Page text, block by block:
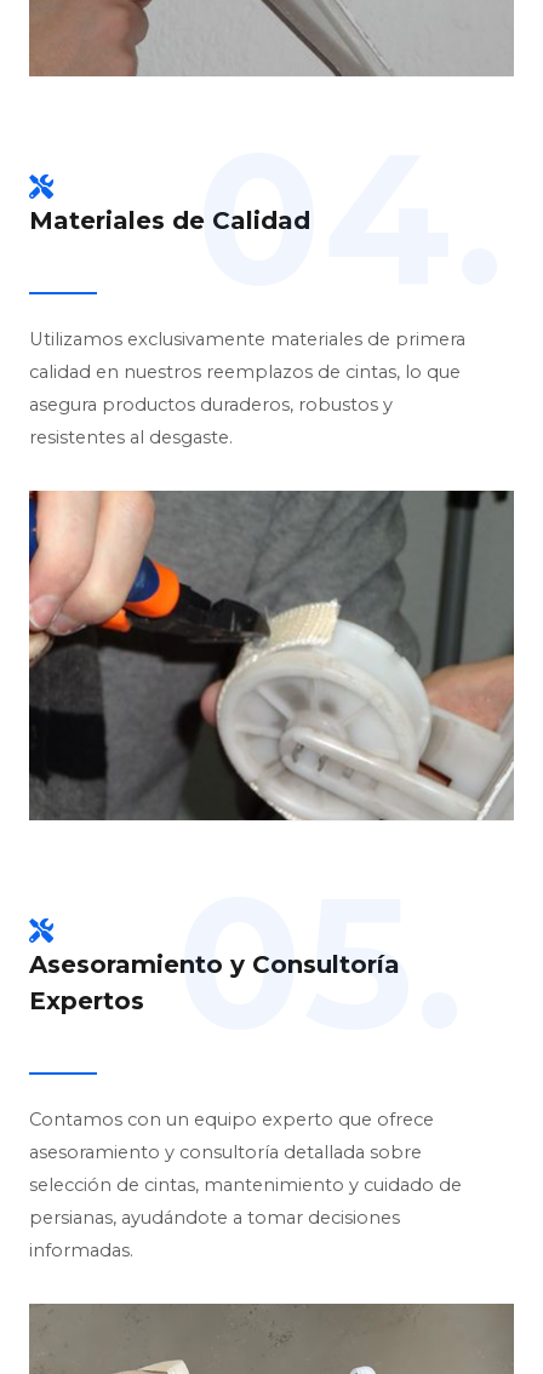
Materiales de Calidad
04.
Utilizamos exclusivamente materiales de primera
calidad en nuestros reemplazos de cintas, lo que
asegura productos duraderos, robustos y
resistentes al desgaste.
Asesoramiento y Consultoría
Expertos
05.
Contamos con un equipo experto que ofrece
asesoramiento y consultoría detallada sobre
selección de cintas, mantenimiento y cuidado de
persianas, ayudándote a tomar decisiones
informadas.